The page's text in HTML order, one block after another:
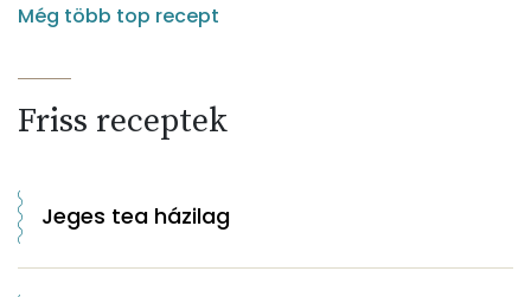
Még több top recept
Friss receptek
Jeges tea házilag